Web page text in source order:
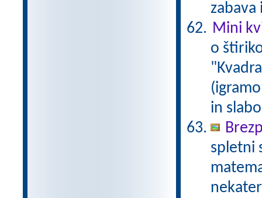
Mini
o
in
spletni